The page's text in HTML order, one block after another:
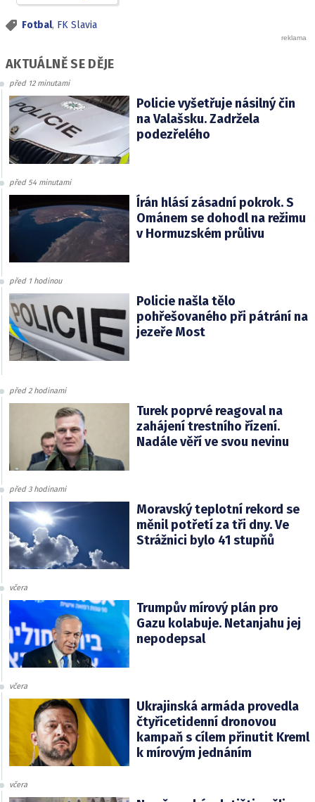
Fotbal, FK Slavia
AKTUÁLNĚ SE DĚJE
před 12 minutami
Policie vyšetřuje násilný čin
na Valašsku. Zadržela
podezřelého
před 54 minutami
Írán hlásí zásadní pokrok. S
Ománem se dohodl na režimu
v Hormuzském průlivu
před 1 hodinou
Policie našla tělo
pohřešovaného při pátrání na
jezeře Most
před 2 hodinami
Turek poprvé reagoval na
zahájení trestního řízení.
Nadále věří ve svou nevinu
před 3 hodinami
Moravský teplotní rekord se
měnil potřetí za tři dny. Ve
Strážnici bylo 41 stupňů
včera
Trumpův mírový plán pro
Gazu kolabuje. Netanjahu jej
nepodepsal
včera
Ukrajinská armáda provedla
čtyřicetidenní dronovou
kampaň s cílem přinutit Kreml
k mírovým jednáním
včera